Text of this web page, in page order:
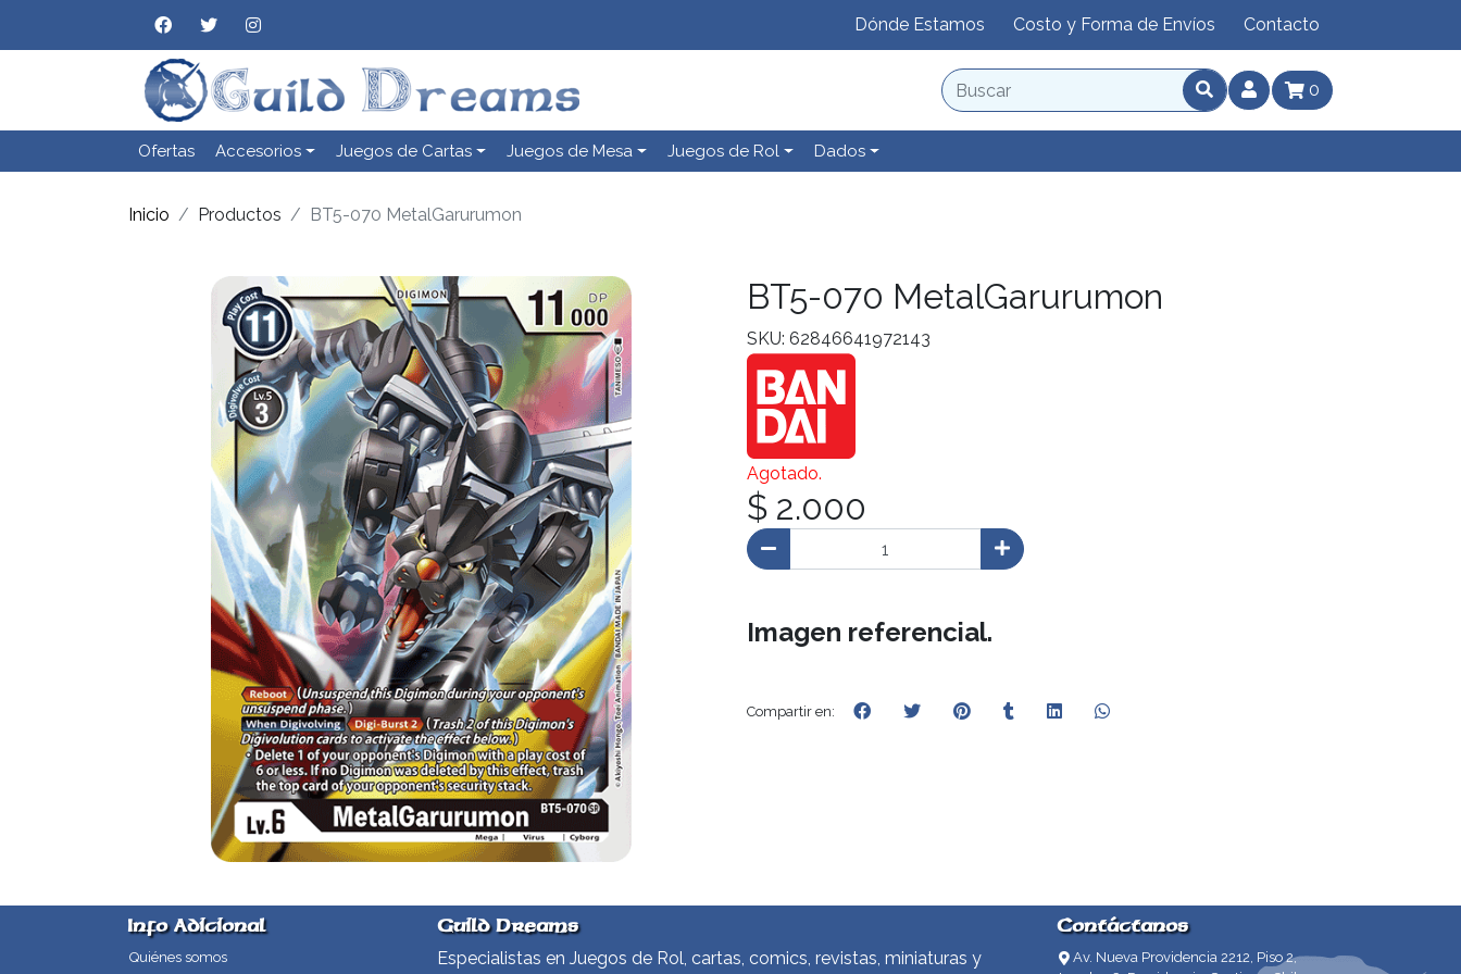
Dónde Estamos Costo y Forma de Envíos Contacto
0
Ofertas Accesorios Juegos de Cartas Juegos de Mesa Juegos de Rol Dados
Inicio Productos BT5-070 MetalGarurumon
BT5-070 MetalGarurumon
SKU: 62846641972143
Agotado.
$ 2.000
Imagen referencial.
Compartir en:
Info Adicional
Quiénes somos
Guild Dreams
Especialistas en Juegos de Rol, cartas, comics, revistas, miniaturas y
Contáctanos
Av. Nueva Providencia 2212, Piso 2,